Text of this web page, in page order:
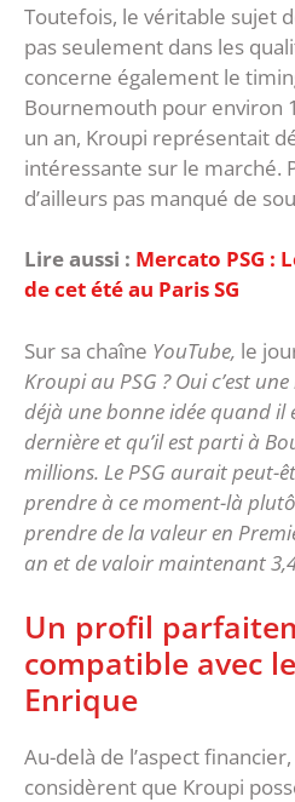
‎Toutefois, le véritable sujet
pas seulement dans les
concerne également le
Bournemouth pour environ
un an, Kroupi représentait
intéressante sur le marché.
d’ailleurs pas manqué de
Lire aussi : Mercato PSG :
de cet été au Paris SG
Sur sa chaîne YouTube, le
Kroupi au PSG ? Oui c’est
déjà une bonne idée quand il
dernière et qu’il est parti à
millions. Le PSG aurait peut-
prendre à ce moment-là
prendre de la valeur en
an et de valoir maintenant
‎Un profil
compatible avec
Enrique
‎Au-delà de l’aspect
considèrent que Kroupi